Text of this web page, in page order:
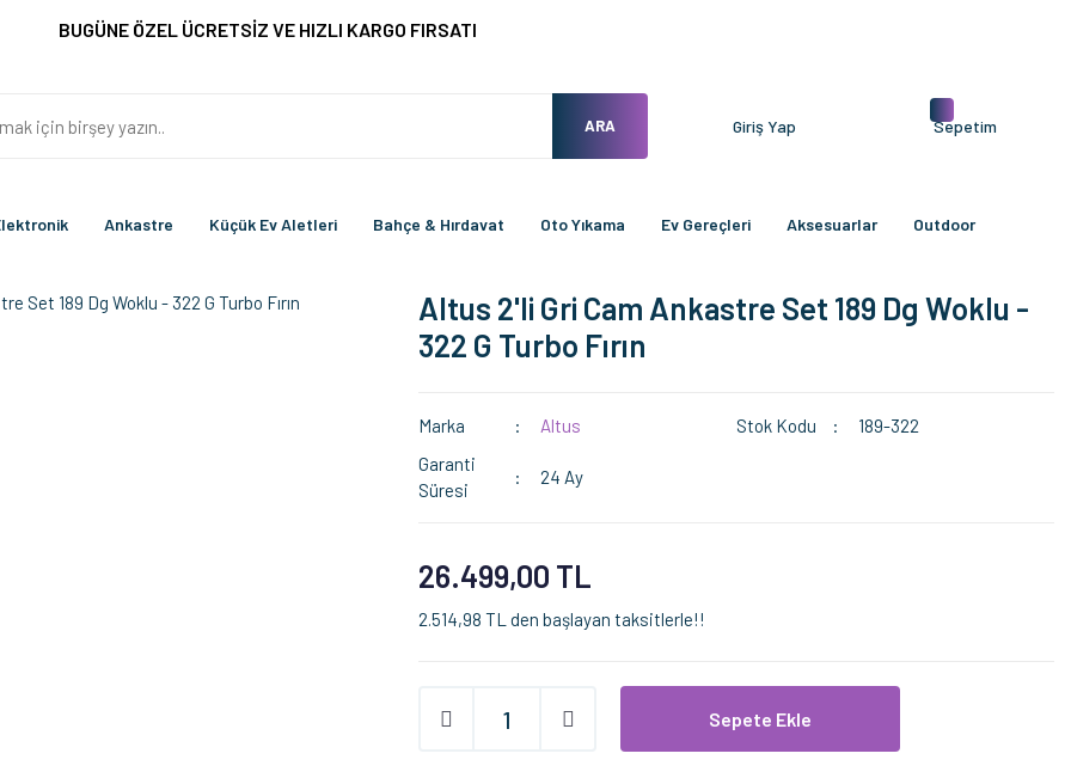
BUGÜNE ÖZEL ÜCRETSİZ VE HIZLI KARGO FIRSATI
ARA Giriş Yap Sepetim
Ankastre Küçük Ev Aletleri Bahçe & Hırdavat Oto Yıkama Ev Gereçleri Aksesuarlar Outdoor
Altus 2'li Gri Cam Ankastre Set 189 Dg Woklu -
322 G Turbo Fırın
Marka Altus Stok Kodu
189-322
Garanti
Süresi
24 Ay
26.499,00 TL
2.514,98 TL den başlayan taksitlerle!!
Sepete Ekle